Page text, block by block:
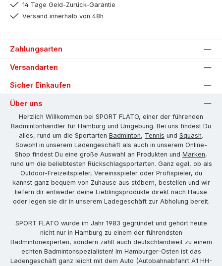
14 Tage Geld-Zurück-Garantie
Versand innerhalb von 48h
Zahlungsarten
Versandarten
Sicher Einkaufen
Über uns
Herzlich Willkommen bei SPORT FLATO, einer der führenden
Badmintonhändler für Hamburg und Umgebung. Bei uns findest Du
alles, rund um die Sportarten Badminton, Tennis und Squash.
Sowohl in unserem Ladengeschäft als auch in unserem Online-
Shop findest Du eine große Auswahl an Produkten und Marken,
rund um die beliebtesten Rückschlagsportarten. Ganz egal, ob als
Outdoor-Freizeitspieler, Vereinsspieler oder Profispieler, du
kannst ganz bequem von Zuhause aus stöbern, bestellen und wir
liefern dir entweder deine Lieblingsprodukte direkt nach Hause
oder legen sie dir in unserem Ladegeschäft zur Abholung bereit.
SPORT FLATO wurde im Jahr 1983 gegründet und gehört heute
nicht nur in Hamburg zu einem der führendsten
Badmintonexperten, sondern zählt auch deutschlandweit zu einem
echten Badmintonspezialisten! Im Hamburger-Osten ist das
Ladengeschäft ganz leicht mit dem Auto (Autobahnabfahrt A1 HH-